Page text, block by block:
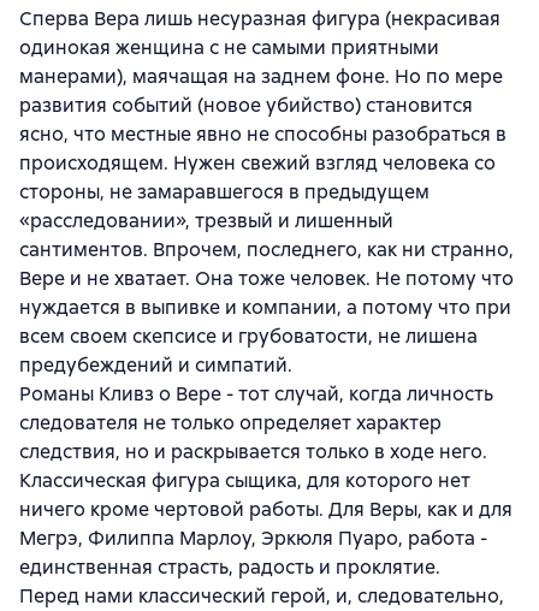
Сперва Вера лишь несуразная фигура (некрасивая
одинокая женщина с не самыми приятными
манерами), маячащая на заднем фоне. Но по мере
развития событий (новое убийство) становится
ясно, что местные явно не способны разобраться в
происходящем. Нужен свежий взгляд человека со
стороны, не замаравшегося в предыдущем
«расследовании», трезвый и лишенный
сантиментов. Впрочем, последнего, как ни странно,
Вере и не хватает. Она тоже человек. Не потому что
нуждается в выпивке и компании, а потому что при
всем своем скепсисе и грубоватости, не лишена
предубеждений и симпатий.
Романы Кливз о Вере - тот случай, когда личность
следователя не только определяет характер
следствия, но и раскрывается только в ходе него.
Классическая фигура сыщика, для которого нет
ничего кроме чертовой работы. Для Веры, как и для
Мегрэ, Филиппа Марлоу, Эркюля Пуаро, работа -
единственная страсть, радость и проклятие.
Перед нами классический герой, и, следовательно,